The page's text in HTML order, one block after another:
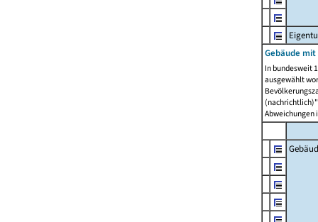
Gebäude
In bundesweit
ausgewählt
Abweichungen